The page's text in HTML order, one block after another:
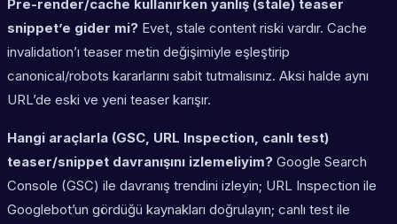
Pre-render/cache kullanırken yanlış (stale) teaser
snippet’e gider mi? Evet, stale content riski vardır. Cache
invalidation’ı teaser metin değişimiyle eşleştirip
canonical/robots kararlarını sabit tutmalısınız. Aksi halde aynı
URL’de eski ve yeni teaser karışır.
Hangi araçlarla (GSC, URL Inspection, canlı test)
teaser/snippet davranışını izlemeliyim? Google Search
Console (GSC) ile davranış trendini izleyin; URL Inspection ile
Googlebot’un gördüğü kaynakları doğrulayın; canlı test ile